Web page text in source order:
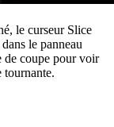
le curseur Slice
le panneau
de coupe pour voir
tournante.